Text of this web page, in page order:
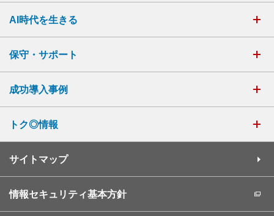
AI時代を生きる
保守・サポート
成功導入事例
トク◎情報
サイトマップ
情報セキュリティ基本方針